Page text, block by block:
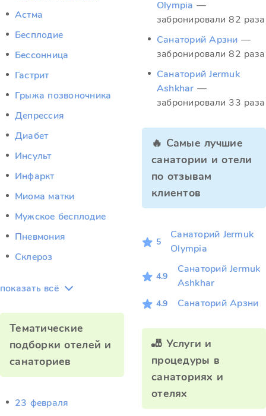
Астма
Бесплодие
Бессонница
Гастрит
Грыжа позвоночника
Депрессия
Диабет
Инсульт
Инфаркт
Миома матки
Мужское бесплодие
Пневмония
Склероз
показать всё
Тематические
подборки отелей и
санаториев
23 февраля
Olympia —
забронировали 82 раза
Санаторий Арзни —
забронировали 82 раза
Санаторий Jermuk
Ashkhar —
забронировали 33 раза
🔥 Самые лучшие
санатории и отели
по отзывам
клиентов
5
Санаторий Jermuk
Olympia
4.9
Санаторий Jermuk
Ashkhar
4.9 Санаторий Арзни
🎳 Услуги и
процедуры в
санаториях и
отелях